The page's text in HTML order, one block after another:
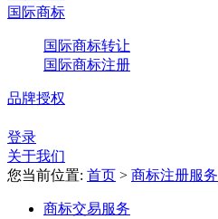
国际商标
国际商标转让
国际商标注册
品牌授权
登录
关于我们
您当前位置: 首页 > 商标注册服务
商标交易服务